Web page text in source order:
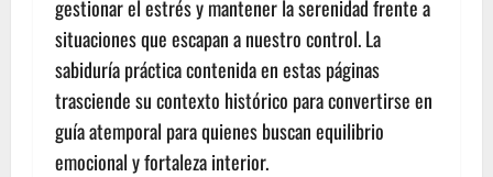
gestionar el estrés y mantener la serenidad frente a
situaciones que escapan a nuestro control. La
sabiduría práctica contenida en estas páginas
trasciende su contexto histórico para convertirse en
guía atemporal para quienes buscan equilibrio
emocional y fortaleza interior.